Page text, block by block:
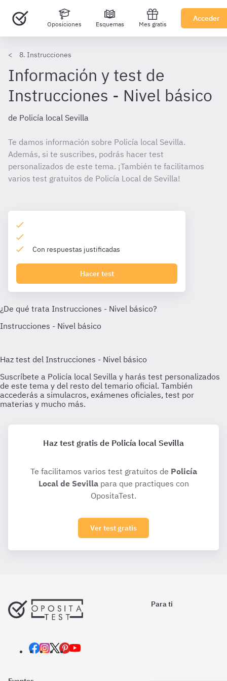
Oposiciones Esquemas Mes gratis
Acceder
8. Instrucciones
Información y test de
Instrucciones - Nivel básico
de Policía local Sevilla
Te damos información sobre Policía local Sevilla.
Además, si te suscribes, podrás hacer test
personalizados de este tema. ¡También te facilitamos
varios test gratuitos de Policía Local de Sevilla!
Con respuestas justificadas
Hacer test
Haz test gratis de Policía local Sevilla
Te facilitamos varios test gratuitos de Policía
Local de Sevillapara que practiques con
OpositaTest.
Ver test gratis
Para ti